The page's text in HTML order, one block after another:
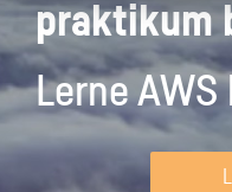
praktikum
Lerne AWS